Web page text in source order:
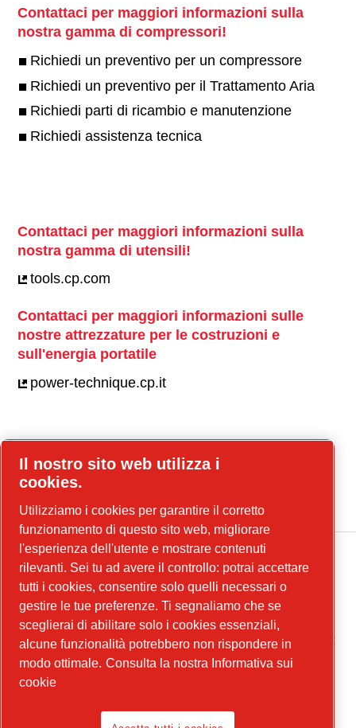
Contattaci per maggiori informazioni sulla
nostra gamma di compressori!
Richiedi un preventivo per un compressore
Richiedi un preventivo per il Trattamento Aria
Richiedi parti di ricambio e manutenzione
Richiedi assistenza tecnica
Contattaci per maggiori informazioni sulla
nostra gamma di utensili!
tools.cp.com
Contattaci per maggiori informazioni sulle
nostre attrezzature per le costruzioni e
sull'energia portatile
power-technique.cp.it
Facebook
LinkedIn
MultiAir Italia S.r.l. Società a Socio Unico Società del
Gruppo Atlas Copco Group Sede legale: Via Selva
Maiolo 5/7 - 36075 Montecchio Maggiore (VI) P. IVA
07060600967 | Rea: REA VI-343141 | Capitale sociale €
150.000,00
Avviso legale, Politica sulla privacy
Il nostro sito web utilizza i
cookies.
Utilizziamo i cookies per garantire il corretto
funzionamento di questo sito web, migliorare
l'esperienza dell'utente e mostrare contenuti
rilevanti. Sei tu ad avere il controllo: potrai accettare
tutti i cookies, consentire solo quelli necessari o
gestire le tue preferenze. Ti segnaliamo che se
sceglierai di abilitare solo i cookies essenziali,
alcune funzionalità potrebbero non rispondere in
modo ottimale. Consulta la nostra Informativa sui
cookie